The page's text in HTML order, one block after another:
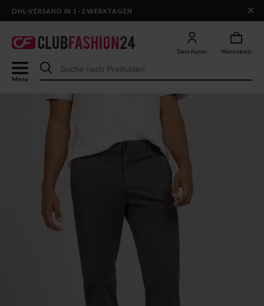
Dein Konto Warenkorb
Menu
DHL-VERSAND IN 1–2 WERKTAGEN ×